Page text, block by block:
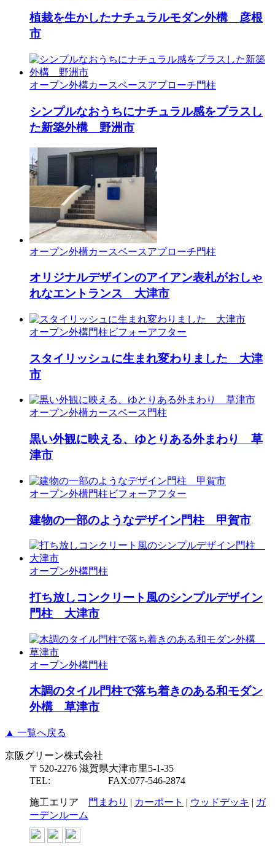
植栽を生かしたナチュラルモダン外構 彦根
市
オープン外構カースペースアプローチ門柱
シンプルなおうちにナチュラル感をプラスし
た新築外構 野洲市
オープン外構カースペースアプローチ門柱
オリジナルデザインのアイアン表札がおしゃ
れなエントランス 大津市
オープン外構門柱 ビフォーアフター
スタイリッシュに生まれ変わりました 大津
市
オープン外構カースペース 門柱
黒い外観に映える、ゆとりある外まわり 草
津市
オープン外構門柱 ビフォーアフター
建物の一部のようなデザイン門柱 甲賀市
オープン外構門柱
打ち放しコンクリート風のシンプルデザイン
門柱 大津市
オープン外構門柱
木調のタイル門柱で落ち着きのある和モダン
外構 草津市
▲ 一覧へ戻る
京阪グリーン株式会社
〒520-2276 滋賀県大津市里5-1-35
TEL:
FAX:077-546-2874
施工エリア 門まわり | カーポート | ウッドデッキ | ガ
ーデンルーム